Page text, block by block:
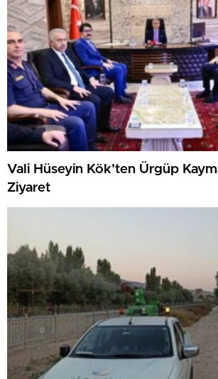
Vali Hüseyin Kök’ten Ürgüp
Ziyaret